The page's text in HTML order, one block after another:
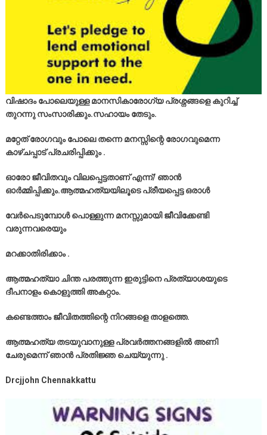
വിഷാദം പോലെയുള്ള മാനസികാരോഗ്യ പ്രശ്നങ്ങളെ കുറിച്ച്
തുറന്നു സംസാരിക്കും.സഹായം തേടും.
മറ്റേത് രോഗവും പോലെ തന്നെ മനസ്സിന്റെ രോഗവുമെന്ന
കാഴ്ചപ്പാട് പ്രചരിപ്പിക്കും .
ഓരോ ജീവിതവും വിലപ്പെട്ടതാണ് എന്ന്/ ഞാൻ
ഓർമ്മിപ്പിക്കും.ആത്മഹത്യയിലൂടെ പ്രീയപ്പെട്ട ഒരാൾ
വേർപെടുമ്പോൾ പൊള്ളുന്ന മനസ്സുമായി ജീവിക്കേണ്ടി
വരുന്നവരെയും
മറക്കാതിരിക്കാം .
ആത്മഹത്യാ ചിന്ത പരത്തുന്ന ഇരുട്ടിനെ പ്രത്യാശയുടെ
ദീപനാളം കൊളുത്തി അകറ്റാം.
കണ്ടെത്താം ജീവിതത്തിന്റെ നിറങ്ങളെ താളത്തെ.
ആത്മഹത്യ തടയുവാനുള്ള പ്രവർത്തനങ്ങളിൽ അണി
ചേരുമെന്ന് ഞാൻ പ്രതിജ്ഞ ചെയ്യുന്നു .
Drcjjohn Chennakkattu